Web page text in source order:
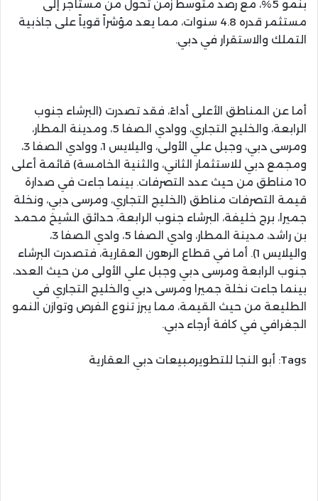
بنمو 5%، مع رصد متوسط زمن تحول من مستأجر إلى
مستثمر قدره 4.8 سنوات، مما يعد مؤشراً قوياً على جاذبية
التملك والاستقرار في دبي.
أما عن المناطق الأعلى أداءً، فقد تصدرت (البرشاء جنوب
الرابعة، والخليج التجاري، ووادي الصفا 5، ومدينة المطار،
ومرسى دبي، وجبل علي الأولى، واليلايس 1، ووادي الصفا 3،
ومجمع دبي للاستثمار الثاني، والثنية الخامسة) قائمة أعلى
10 مناطق من حيث عدد التصرفات. بينما جاءت في صدارة
قيمة التصرفات مناطق (الخليج التجاري، ومرسى دبي، ونخلة
جميرا، برج خليفة، البرشاء جنوب الرابعة، حدائق الشيخ محمد
بن راشد، مدينة المطار، وادي الصفا 5، وادي الصفا 3،
واليلايس 1). أما في قطاع الرهون العقارية، فتصدرت البرشاء
جنوب الرابعة ومرسى دبي وجبل علي الأولى من حيث العدد،
بينما جاءت نخلة جميرا ومرسى دبي والخليج التجاري في
الطليعة من حيث القيمة، مما يبرز تنوع الفرص وتوازن النمو
الجغرافي في كافة أرجاء دبي.
Tags: أبو النجا للتطويرمبيعات دبي العقارية